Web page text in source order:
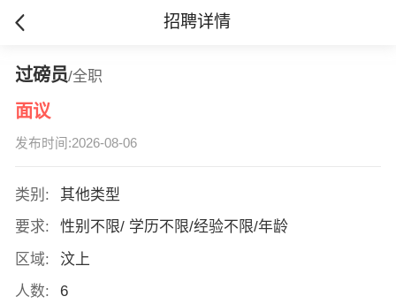
招聘详情
过磅员/全职
面议
发布时间:2026-08-06
类别:
其他类型
要求:
性别不限/ 学历不限/经验不限/年龄
区域:
汶上
人数:
6